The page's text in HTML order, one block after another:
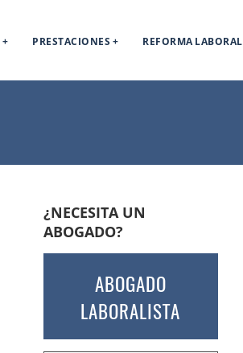
PRESTACIONES REFORMA LABORAL
¿NECESITA UN
ABOGADO?
ABOGADO
LABORALISTA